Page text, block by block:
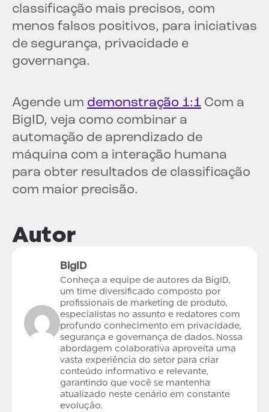
classificação mais precisos, com
menos falsos positivos, para iniciativas
de segurança, privacidade e
governança.
Agende um demonstração 1:1 Com a
BigID, veja como combinar a
automação de aprendizado de
máquina com a interação humana
para obter resultados de classificação
com maior precisão.
Autor
BigID
Conheça a equipe de autores da BigID,
um time diversificado composto por
profissionais de marketing de produto,
especialistas no assunto e redatores com
profundo conhecimento em privacidade,
segurança e governança de dados. Nossa
abordagem colaborativa aproveita uma
vasta experiência do setor para criar
conteúdo informativo e relevante,
garantindo que você se mantenha
atualizado neste cenário em constante
evolução.